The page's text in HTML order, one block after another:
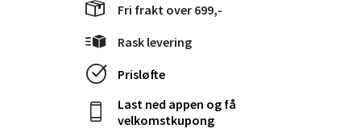
Fri frakt over 699,-
Rask levering
Prisløfte
Last ned appen og få
velkomstkupong
0 i butikk